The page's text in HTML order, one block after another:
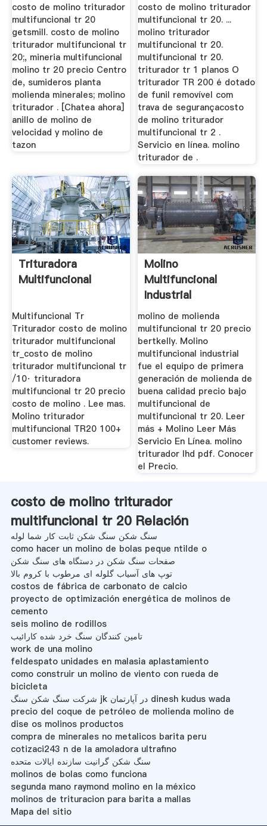
costo de molino triturador
multifuncional tr 20
getsmill. costo de molino
triturador multifuncional tr
20;, mineria multifuncional
molino tr 20 precio Centro
de, sumideros planta
molienda minerales; molino
triturador . [Chatea ahora]
anillo de molino de
velocidad y molino de
tazon
costo de molino triturador
multifuncional tr 20. ...
molino triturador
multifuncional tr 20.
multifuncional tr 20.
triturador tr 1 planos O
triturador TR 200 é dotado
de funil removível com
trava de segurançacosto
de molino triturador
multifuncional tr 2 .
Servicio en línea. molino
triturador de .
Trituradora
Multifuncional
Multifuncional Tr
Triturador costo de molino
triturador multifuncional
tr_costo de molino
triturador multifuncional tr
/10· trituradora
multifuncional tr 20 precio
costo de molino . Lee mas.
Molino triturador
multifuncional TR20 100+
customer reviews.
Molino
Multifuncional
Industrial
molino de molienda
multifuncional tr 20 precio
bertkelly. Molino
multifuncional industrial
fue el equipo de primera
generación de molienda de
buena calidad precio bajo
multifuncional de
multifuncional tr 20. Leer
más + Molino Leer Más
Servicio En Línea. molino
triturador lhd pdf. Conocer
el Precio.
costo de molino triturador
multifuncional tr 20 Relación
سنگ شکن سنگ شکن ثابت کار شما لوله
como hacer un molino de bolas peque ntilde o
صفحات سنگ شکن در دستگاه های سنگ شکن
توپ های آسیاب گلوله ای مرطوب با کروم بالا
costos de fábrica de carbonato de calcio
proyecto de optimización energética de molinos de
cemento
seis molino de rodillos
تامین کنندگان سنگ خرد شده کارائیب
work de una molino
feldespato unidades en malasia aplastamiento
como construir un molino de viento con rueda de
bicicleta
شرکت سنگ شکن سنگ jk در آپارتمان dinesh kudus wada
precio del coque de petróleo de molienda molino de
dise os molinos productos
compra de minerales no metalicos barita peru
cotizaci243 n de la amoladora ultrafino
سنگ شکن گرانیت سازنده ایالات متحده
molinos de bolas como funciona
segunda mano raymond molino en la méxico
molinos de trituracion para barita a mallas
Mapa del sitio